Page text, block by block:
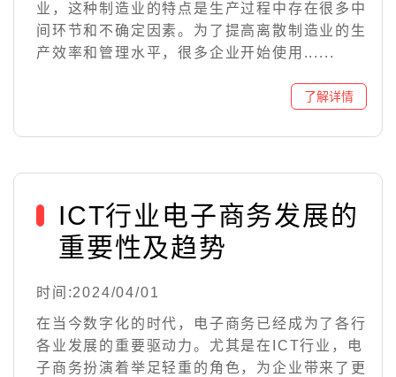
业，这种制造业的特点是生产过程中存在很多中
间环节和不确定因素。为了提高离散制造业的生
产效率和管理水平，很多企业开始使用......
ICT行业电子商务发展的
重要性及趋势
时间:2024/04/01
在当今数字化的时代，电子商务已经成为了各行
各业发展的重要驱动力。尤其是在ICT行业，电
子商务扮演着举足轻重的角色，为企业带来了更